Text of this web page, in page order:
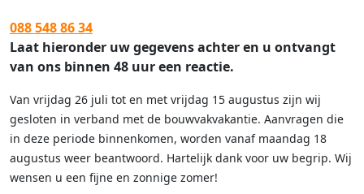
088 548 86 34
Laat hieronder uw gegevens achter en u ontvangt
van ons binnen 48 uur een reactie.
Van vrijdag 26 juli tot en met vrijdag 15 augustus zijn wij
gesloten in verband met de bouwvakvakantie. Aanvragen die
in deze periode binnenkomen, worden vanaf maandag 18
augustus weer beantwoord. Hartelijk dank voor uw begrip. Wij
wensen u een fijne en zonnige zomer!